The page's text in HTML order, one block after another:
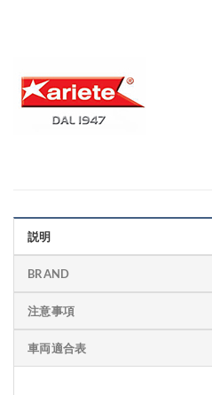
説明
BRAND
注意事項
車両適合表